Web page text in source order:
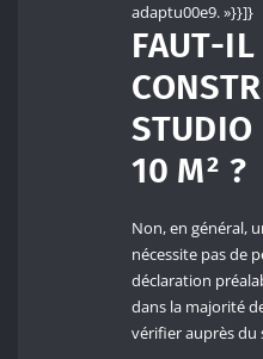
adaptu00e9. »}}]}
FAUT-
STUDIO
10 M² ?
Non, en général,
nécessite pas de
déclaration
dans la majorité
vérifier auprès du